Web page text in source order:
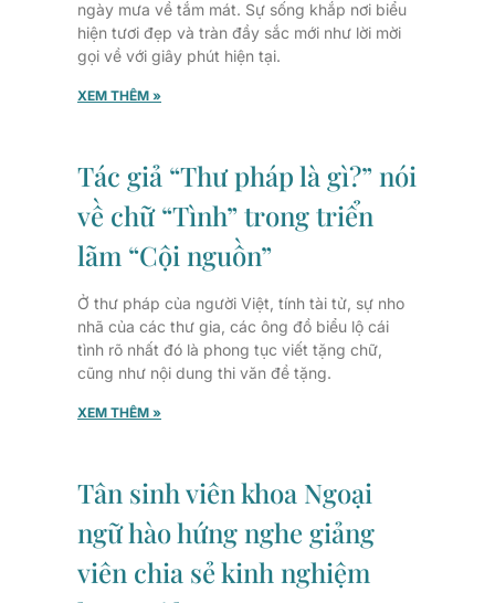
ngày mưa về tắm mát. Sự sống khắp nơi biểu
hiện tươi đẹp và tràn đầy sắc mới như lời mời
gọi về với giây phút hiện tại.
XEM THÊM »
Tác giả “Thư pháp là gì?” nói
về chữ “Tình” trong triển
lãm “Cội nguồn”
Ở thư pháp của người Việt, tính tài tử, sự nho
nhã của các thư gia, các ông đồ biểu lộ cái
tình rõ nhất đó là phong tục viết tặng chữ,
cũng như nội dung thi văn đề tặng.
XEM THÊM »
Tân sinh viên khoa Ngoại
ngữ hào hứng nghe giảng
viên chia sẻ kinh nghiệm